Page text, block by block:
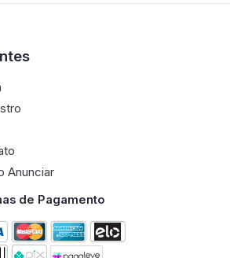
Anunciar
de Pagamento